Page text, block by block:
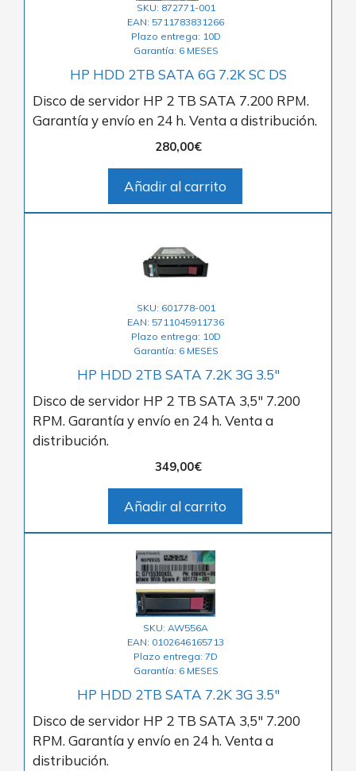
SKU: 872771-001
EAN: 5711783831266
Plazo entrega: 10D
Garantía: 6 MESES
HP HDD 2TB SATA 6G 7.2K SC DS
Disco de servidor HP 2 TB SATA 7.200 RPM.
Garantía y envío en 24 h. Venta a distribución.
280,00€
Añadir al carrito
SKU: 601778-001
EAN: 5711045911736
Plazo entrega: 10D
Garantía: 6 MESES
HP HDD 2TB SATA 7.2K 3G 3.5″
Disco de servidor HP 2 TB SATA 3,5″ 7.200
RPM. Garantía y envío en 24 h. Venta a
distribución.
349,00€
Añadir al carrito
SKU: AW556A
EAN: 0102646165713
Plazo entrega: 7D
Garantía: 6 MESES
HP HDD 2TB SATA 7.2K 3G 3.5″
Disco de servidor HP 2 TB SATA 3,5″ 7.200
RPM. Garantía y envío en 24 h. Venta a
distribución.